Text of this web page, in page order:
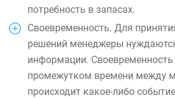
потребность в запасах.
Своевременность. Для
решений менеджеры
информации. Своевременность
промежутком времени между
происходит какое-либо